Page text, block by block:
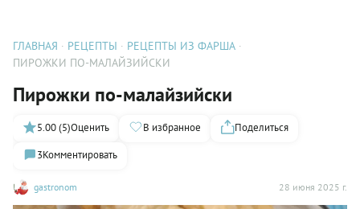
ГЛАВНАЯ РЕЦЕПТЫ
РЕЦЕПТЫ ИЗ ФАРША
ПИРОЖКИ ПО-МАЛАЙЗИЙСКИ
Пирожки по-малайзийски
gastronom 28 июня 2025 г.
5.00 (5)Оценить В избранное
Поделиться
3Комментировать